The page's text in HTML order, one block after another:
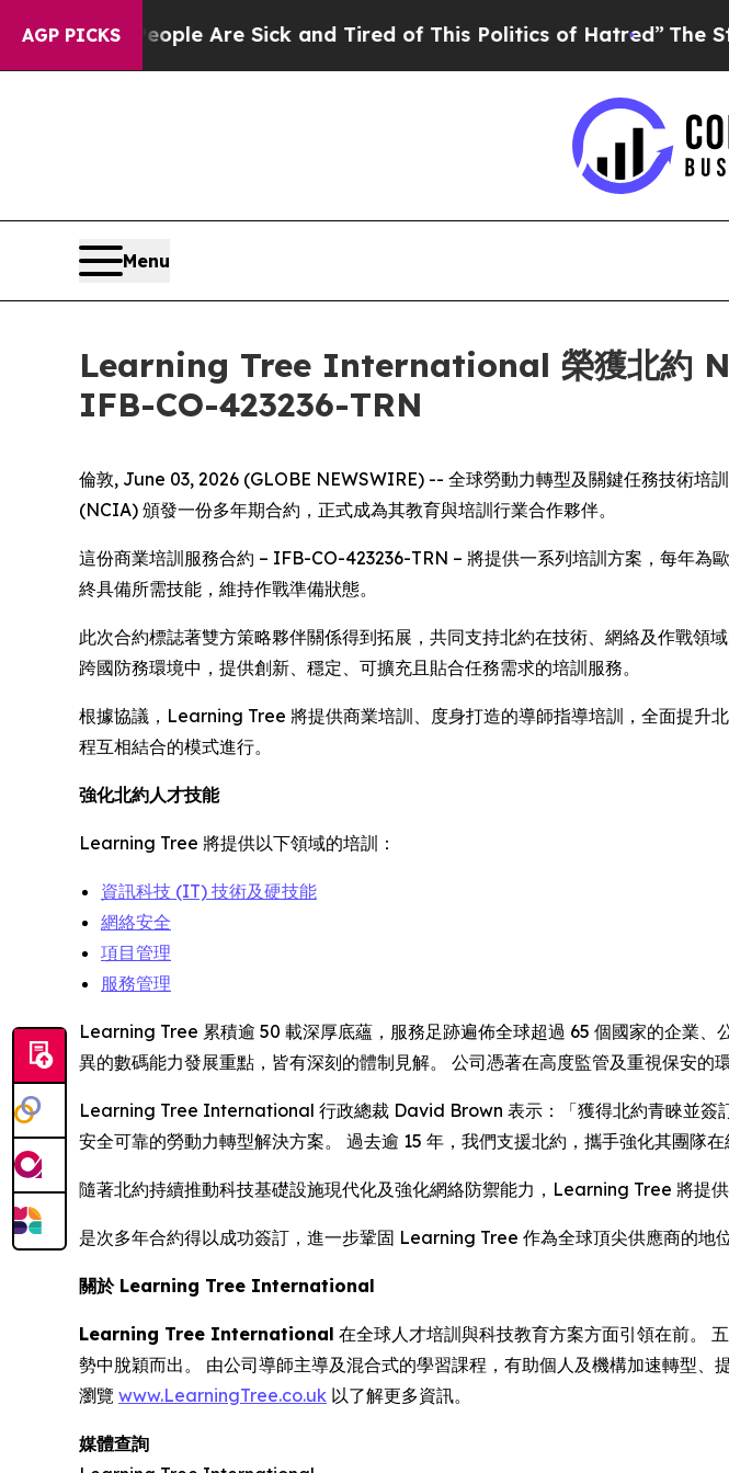
AGP PICKS
“People Are Sick and Tired of This Politics of Hatred”The Story
Menu
Learning Tree International 榮獲北約
IFB-CO-423236-TRN
倫敦, June 03, 2026 (GLOBE NEWSWIRE) -- 全球勞動力轉型及關鍵任務技術
(NCIA) 頒發一份多年期合約，正式成為其教育與培訓行業合作夥伴。
這份商業培訓服務合約 – IFB-CO-423236-TRN – 將提供一系列培訓方案，每年
終具備所需技能，維持作戰準備狀態。
此次合約標誌著雙方策略夥伴關係得到拓展，共同支持北約在技術、網絡及作戰
跨國防務環境中，提供創新、穩定、可擴充且貼合任務需求的培訓服務。
根據協議，Learning Tree 將提供商業培訓、度身打造的導師指導培訓，全面提升
程互相結合的模式進行。
強化北約人才技能
Learning Tree 將提供以下領域的培訓：
資訊科技 (IT) 技術及硬技能
網絡安全
項目管理
服務管理
Learning Tree 累積逾 50 載深厚底蘊，服務足跡遍佈全球超過 65 個國家的企業
異的數碼能力發展重點，皆有深刻的體制見解。 公司憑著在高度監管及重視保安的
Learning Tree International 行政總裁 David Brown 表示：「獲得北約青睞並簽
安全可靠的勞動力轉型解決方案。 過去逾 15 年，我們支援北約，攜手強化其團隊
隨著北約持續推動科技基礎設施現代化及強化網絡防禦能力，Learning Tree 將提
是次多年合約得以成功簽訂，進一步鞏固 Learning Tree 作為全球頂尖供應商的地
關於 Learning Tree International
Learning Tree International 在全球人才培訓與科技教育方案方面引領在前。
勢中脫穎而出。 由公司導師主導及混合式的學習課程，有助個人及機構加速轉型、
瀏覽 www.LearningTree.co.uk 以了解更多資訊。
媒體查詢